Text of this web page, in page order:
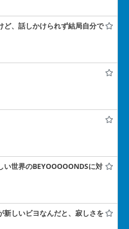
ど、話しかけられず結局自分で
世界のBEYOOOOONDSに対
新しいビヨなんだと、寂しさを